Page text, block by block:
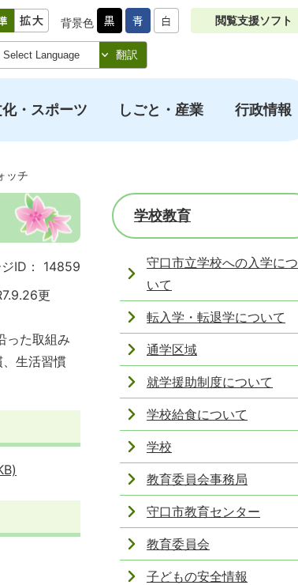
背景色 閲覧支援ソフト
翻訳
・スポーツ しごと・産業 行政情報
ッチ
ID：
14859
更
った取組み
生活習慣
学校教育
守口市立学校への入学につ
いて
転入学・転退学について
通学区域
就学援助制度について
学校給食について
学校
教育委員会事務局
守口市教育センター
教育委員会
子どもの安全情報